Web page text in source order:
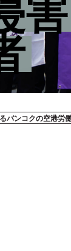
バンコクの空港労